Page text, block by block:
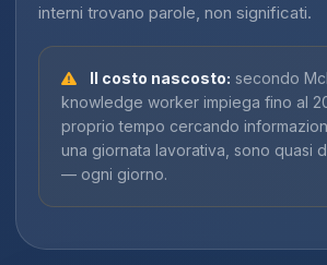
interni trovano parole, non significati.
Il costo nascosto: secondo
knowledge worker impiega fino al
proprio tempo cercando
una giornata lavorativa, sono quasi
— ogni giorno.